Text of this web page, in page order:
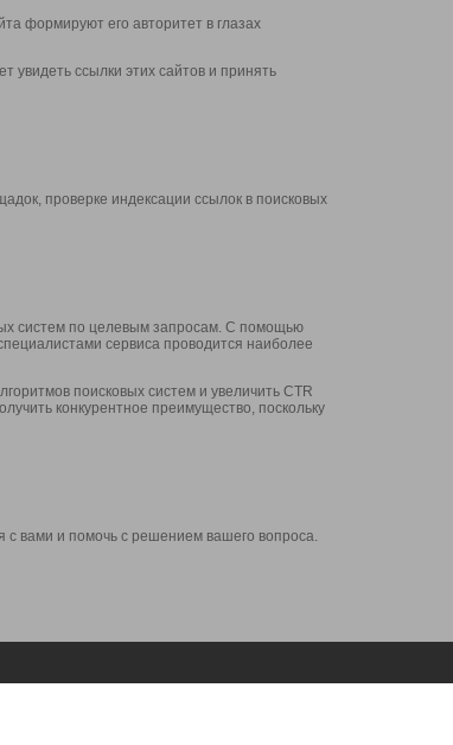
формируют его авторитет в глазах
ссылки этих сайтов и принять
проверке индексации ссылок в поисковых
систем по целевым запросам. С помощью
сервиса проводится наиболее
поисковых систем и увеличить CTR
конкурентное преимущество, поскольку
с вами и помочь с решением вашего вопроса.